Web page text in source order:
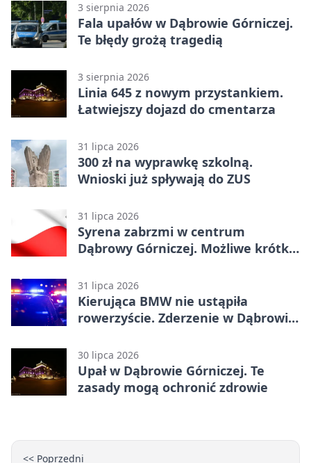
3 sierpnia 2026
Fala upałów w Dąbrowie Górniczej.
Te błędy grożą tragedią
3 sierpnia 2026
Linia 645 z nowym przystankiem.
Łatwiejszy dojazd do cmentarza
31 lipca 2026
300 zł na wyprawkę szkolną.
Wnioski już spływają do ZUS
31 lipca 2026
Syrena zabrzmi w centrum
Dąbrowy Górniczej. Możliwe krótkie
31 lipca 2026
Kierująca BMW nie ustąpiła
rowerzyście. Zderzenie w Dąbrowie
30 lipca 2026
Upał w Dąbrowie Górniczej. Te
zasady mogą ochronić zdrowie
<< Poprzedni